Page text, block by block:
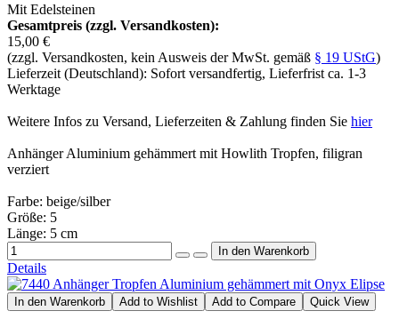
Mit Edelsteinen
Gesamtpreis (zzgl. Versandkosten):
15,00 €
(zzgl. Versandkosten, kein Ausweis der MwSt. gemäß § 19 UStG)
Lieferzeit (Deutschland): Sofort versandfertig, Lieferfrist ca. 1-3
Werktage
Weitere Infos zu Versand, Lieferzeiten & Zahlung finden Sie hier
Anhänger Aluminium gehämmert mit Howlith Tropfen, filigran
verziert
Farbe: beige/silber
Größe: 5
Länge: 5 cm
Details
In den Warenkorb Add to Wishlist Add to Compare Quick View